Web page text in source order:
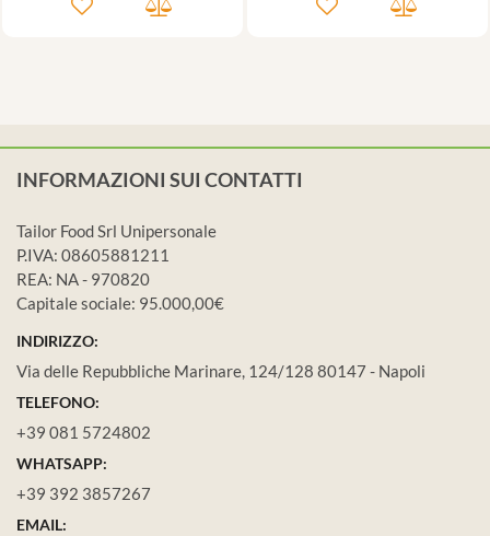
INFORMAZIONI SUI CONTATTI
Tailor Food Srl Unipersonale
P.IVA: 08605881211
REA: NA - 970820
Capitale sociale: 95.000,00€
INDIRIZZO:
Via delle Repubbliche Marinare, 124/128 80147 - Napoli
TELEFONO:
+39 081 5724802
WHATSAPP:
+39 392 3857267
EMAIL: